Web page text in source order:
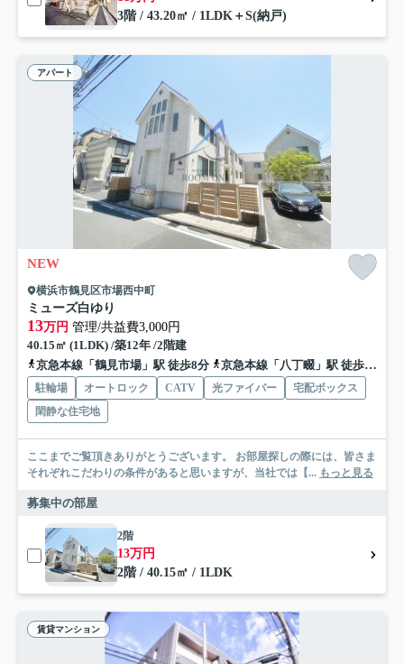
3階 / 43.20㎡ / 1LDK＋S(納戸)
アパート
NEW
横浜市鶴見区市場西中町
ミューズ白ゆり
13万円 管理/共益費3,000円
40.15㎡ (1LDK) /築12年 /2階建
京急本線「鶴見市場」駅 徒歩8分
京急本線「八丁畷」駅 徒歩14分
駐輪場 オートロック CATV 光ファイバー
宅配ボックス
閑静な住宅地
ここまでご覧頂きありがとうございます。 お部屋探しの際には、皆さま
それぞれこだわりの条件があると思いますが、当社では【... もっと見る
募集中の部屋
2階
13万円
2階 / 40.15㎡ / 1LDK
賃貸マンション